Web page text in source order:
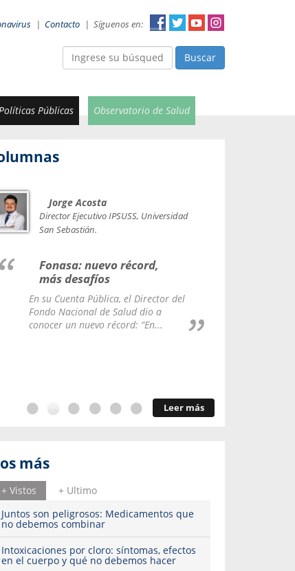
| Contacto | Síguenos en:
Buscar
Públicas Observatorio de Salud
Jorge Acosta
Director Ejecutivo IPSUSS, Universidad
San Sebastián.
Fonasa: nuevo récord,
más desafíos
En su Cuenta Pública, el Director del
Fondo Nacional de Salud dio a
conocer un nuevo récord: “En...
Leer más
más
+ Vistos
+ Ultimo
Juntos son peligrosos: Medicamentos que
no debemos combinar
Intoxicaciones por cloro: síntomas, efectos
en el cuerpo y qué no debemos hacer